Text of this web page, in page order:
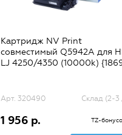
Картридж NV Print
совместимый Q5942A для
LJ 4250/4350 (10000k)
Арт. 320490 Склад (2-3
1 956 р. TZ-